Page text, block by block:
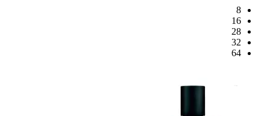
8
16
28
32
64